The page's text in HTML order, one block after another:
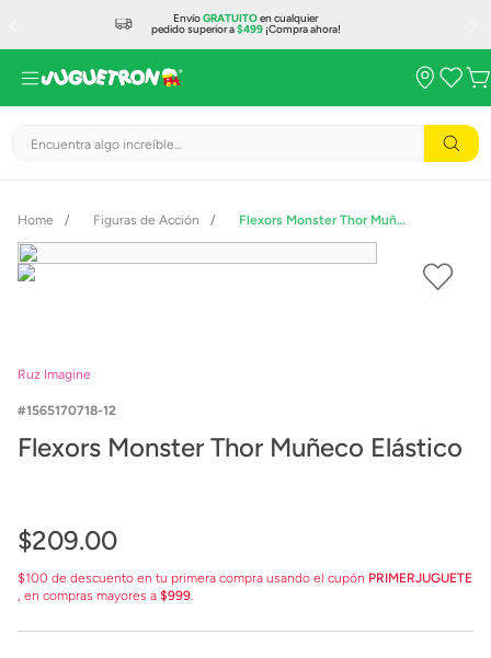
EnvíoGRATUITOen cualquier
pedido superior a$499¡Compra ahora!
Encuentra algo increíble...
Figuras de Acción Flexors Monster Thor Muñeco Elástico
Ruz Imagine
1565170718-12
Flexors Monster Thor Muñeco Elástico
$209.00
$100 de descuento en tu primera compra usando el cupón PRIMERJUGUETE
, en compras mayores a $999.